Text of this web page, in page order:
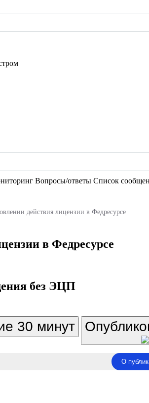
Вопросы/ответы Список
действия лицензии в Федресурсе
в Федресурсе
без ЭЦП
30 минут
О